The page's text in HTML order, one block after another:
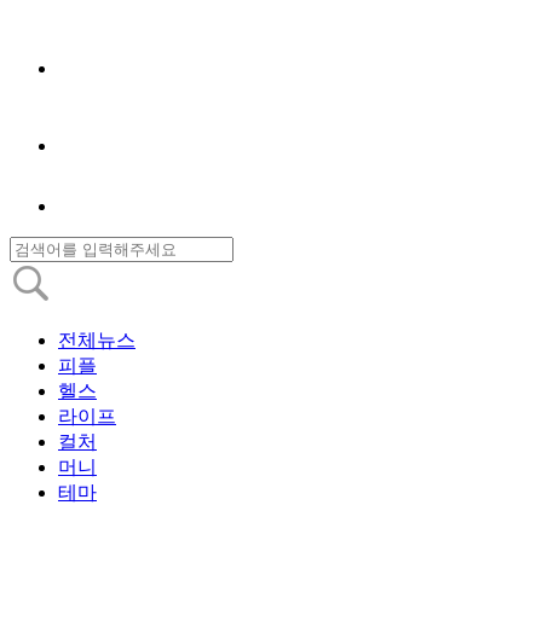
전체뉴스
피플
헬스
라이프
컬처
머니
테마